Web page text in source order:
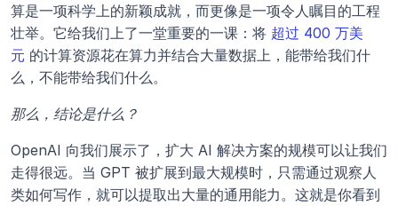
算是一项科学上的新颖成就，而更像是一项令人瞩目的工程
壮举。它给我们上了一堂重要的一课：将 超过 400 万美
元 的计算资源花在算力并结合大量数据上，能带给我们什
么，不能带给我们什么。
那么，结论是什么？
OpenAI 向我们展示了，扩大 AI 解决方案的规模可以让我们
走得很远。当 GPT 被扩展到最大规模时，只需通过观察人
类如何写作，就可以提取出大量的通用能力。这就是你看到